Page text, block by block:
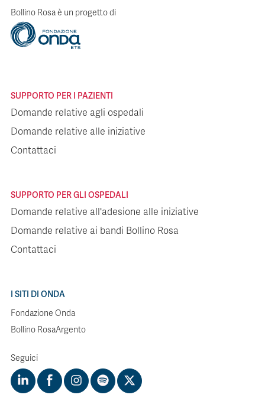
Bollino Rosa è un progetto di
SUPPORTO PER I PAZIENTI
Domande relative agli ospedali
Domande relative alle iniziative
Contattaci
SUPPORTO PER GLI OSPEDALI
Domande relative all'adesione alle iniziative
Domande relative ai bandi Bollino Rosa
Contattaci
I SITI DI ONDA
Fondazione Onda
Bollino RosaArgento
Seguici